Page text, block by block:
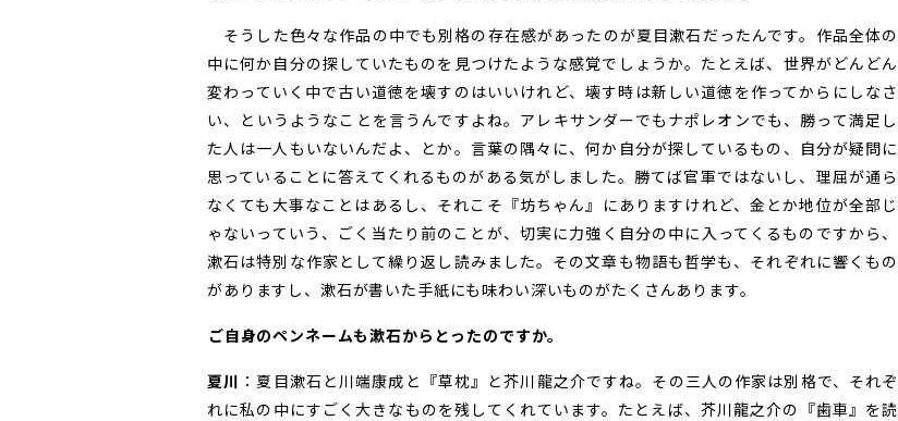
そうした色々な作品の中でも別格の存在感があったのが夏目漱石だったんです。作品全体の
中に何か自分の探していたものを見つけたような感覚でしょうか。たとえば、世界がどんどん
変わっていく中で古い道徳を壊すのはいいけれど、壊す時は新しい道徳を作ってからにしなさ
い、というようなことを言うんですよね。アレキサンダーでもナポレオンでも、勝って満足し
た人は一人もいないんだよ、とか。言葉の隅々に、何か自分が探しているもの、自分が疑問に
思っていることに答えてくれるものがある気がしました。勝てば官軍ではないし、理屈が通ら
なくても大事なことはあるし、それこそ『坊ちゃん』にありますけれど、金とか地位が全部じ
ゃないっていう、ごく当たり前のことが、切実に力強く自分の中に入ってくるものですから、
漱石は特別な作家として繰り返し読みました。その文章も物語も哲学も、それぞれに響くもの
がありますし、漱石が書いた手紙にも味わい深いものがたくさんあります。
――ご自身のペンネームも漱石からとったのですか。
夏川 ：夏目漱石と川端康成と『草枕』と芥川龍之介ですね。その三人の作家は別格で、それぞ
れに私の中にすごく大きなものを残してくれています。たとえば、芥川龍之介の『歯車』を読